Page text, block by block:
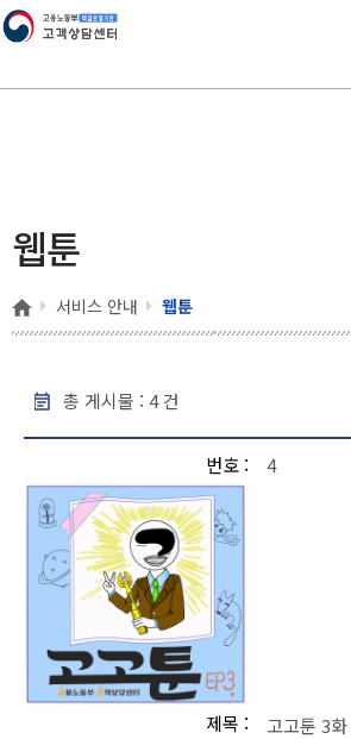
고용노동부 책임운영기관
웹툰
홈 서비스 안내 웹툰
총 게시물 : 4건
번호 4
제목
고고툰 3화